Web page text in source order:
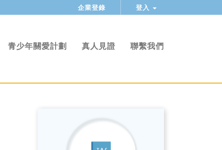
青少年關愛計劃 真人見證 聯繫我們
企業登錄 登入